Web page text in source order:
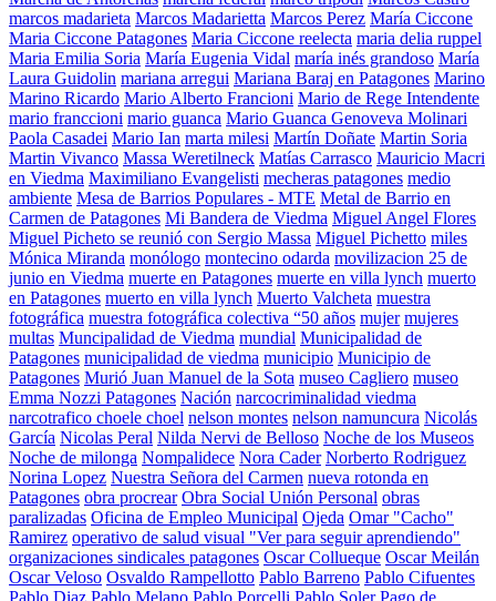
marcos madarieta Marcos Madarietta Marcos Perez María Ciccone
Maria Ciccone Patagones Maria Ciccone reelecta maria delia ruppel
Maria Emilia Soria María Eugenia Vidal maría inés grandoso María
Laura Guidolin mariana arregui Mariana Baraj en Patagones Marino
Marino Ricardo Mario Alberto Francioni Mario de Rege Intendente
mario franccioni mario guanca Mario Guanca Genoveva Molinari
Paola Casadei Mario Ian marta milesi Martín Doñate Martin Soria
Martin Vivanco Massa Weretilneck Matías Carrasco Mauricio Macri
en Viedma Maximiliano Evangelisti mecheras patagones medio
ambiente Mesa de Barrios Populares - MTE Metal de Barrio en
Carmen de Patagones Mi Bandera de Viedma Miguel Angel Flores
Miguel Picheto se reunió con Sergio Massa Miguel Pichetto miles
Mónica Miranda monólogo montecino odarda movilizacion 25 de
junio en Viedma muerte en Patagones muerte en villa lynch muerto
en Patagones muerto en villa lynch Muerto Valcheta muestra
fotográfica muestra fotográfica colectiva “50 años mujer mujeres
multas Muncipalidad de Viedma mundial Municipalidad de
Patagones municipalidad de viedma municipio Municipio de
Patagones Murió Juan Manuel de la Sota museo Cagliero museo
Emma Nozzi Patagones Nación narcocriminalidad viedma
narcotrafico choele choel nelson montes nelson namuncura Nicolás
García Nicolas Peral Nilda Nervi de Belloso Noche de los Museos
Noche de milonga Nompalidece Nora Cader Norberto Rodriguez
Norina Lopez Nuestra Señora del Carmen nueva rotonda en
Patagones obra procrear Obra Social Unión Personal obras
paralizadas Oficina de Empleo Municipal Ojeda Omar "Cacho"
Ramirez operativo de salud visual "Ver para seguir aprendiendo"
organizaciones sindicales patagones Oscar Collueque Oscar Meilán
Oscar Veloso Osvaldo Rampellotto Pablo Barreno Pablo Cifuentes
Pablo Diaz Pablo Melano Pablo Porcelli Pablo Soler Pago de